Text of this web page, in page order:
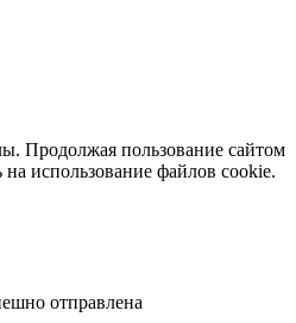
Продолжая пользование сайтом
использование файлов cookie.
отправлена